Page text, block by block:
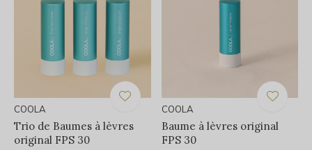
COOLA
Trio de Baumes à lèvres
original FPS 30
COOLA
Baume à lèvres original
FPS 30